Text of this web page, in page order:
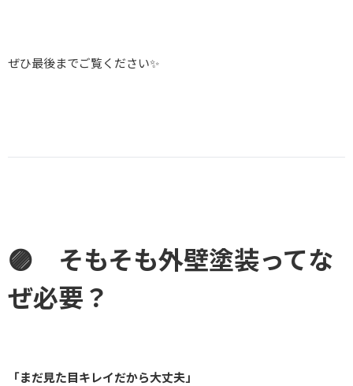
ぜひ最後までご覧ください✨
🟣 そもそも外壁塗装ってな
ぜ必要？
「まだ見た目キレイだから大丈夫」